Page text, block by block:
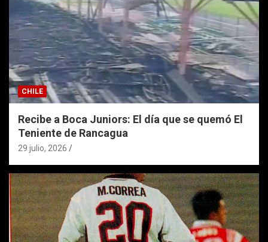
CHILE
Recibe a Boca Juniors: El día que se quemó El
Teniente de Rancagua
29 julio, 2026